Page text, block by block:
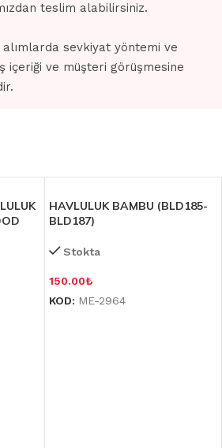
teslim alabilirsiniz.
alımlarda sevkiyat yöntemi ve
içeriği ve müşteri görüşmesine
HAVLULUK BAMBU (BLD185-
BLD187)
Stokta
150.00₺
KOD: ME-2964